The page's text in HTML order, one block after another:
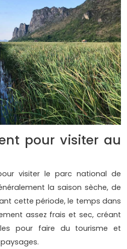
pour visiter au
visiter le parc national de
la saison sèche, de
cette période, le temps dans
assez frais et sec, créant
pour faire du tourisme et